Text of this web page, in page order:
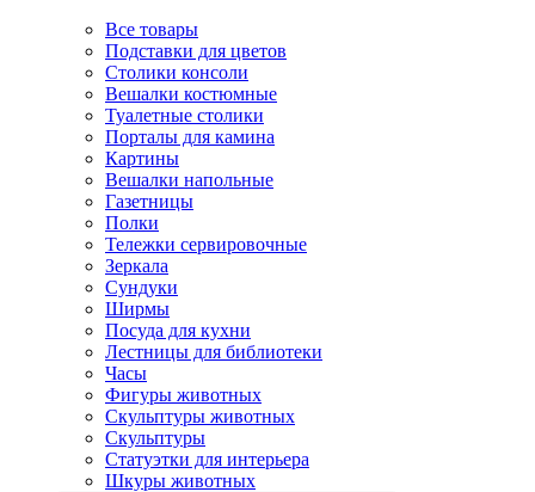
Все товары
Подставки для цветов
Столики консоли
Вешалки костюмные
Туалетные столики
Порталы для камина
Картины
Вешалки напольные
Газетницы
Полки
Тележки сервировочные
Зеркала
Сундуки
Ширмы
Посуда для кухни
Лестницы для библиотеки
Часы
Фигуры животных
Скульптуры животных
Скульптуры
Статуэтки для интерьера
Шкуры животных